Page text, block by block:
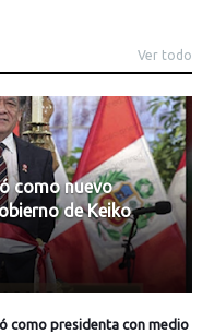
Ver todo
como nuevo
de Keiko
como presidenta con medio